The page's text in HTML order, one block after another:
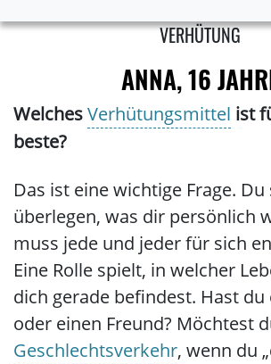
VERHÜTUNG
ANNA, 16
WelchesVerhütungsmittel ist
beste?
Das ist eine wichtige Frage.
überlegen, was dir persönlich
muss jede und jeder für sich
Eine Rolle spielt, in welcher
dich gerade befindest. Hast du
oder einen Freund? Möchtest
Geschlechtsverkehr, wenn du